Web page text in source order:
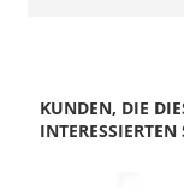
KUNDEN, DIE